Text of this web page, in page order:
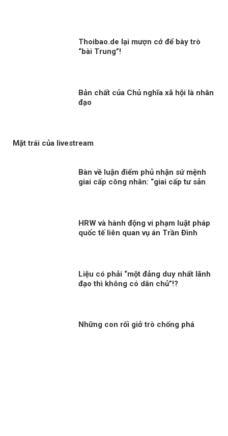
Thoibao.de lại mượn cớ để bày trò
“bài Trung”!
Bản chất của Chủ nghĩa xã hội là nhân
đạo
Mặt trái của livestream
Bàn về luận điểm phủ nhận sứ mệnh
giai cấp công nhân: “giai cấp tư sản
HRW và hành động vi phạm luật pháp
quốc tế liên quan vụ án Trần Đình
Liệu có phải “một đảng duy nhất lãnh
đạo thì không có dân chủ”!?
Những con rối giở trò chống phá